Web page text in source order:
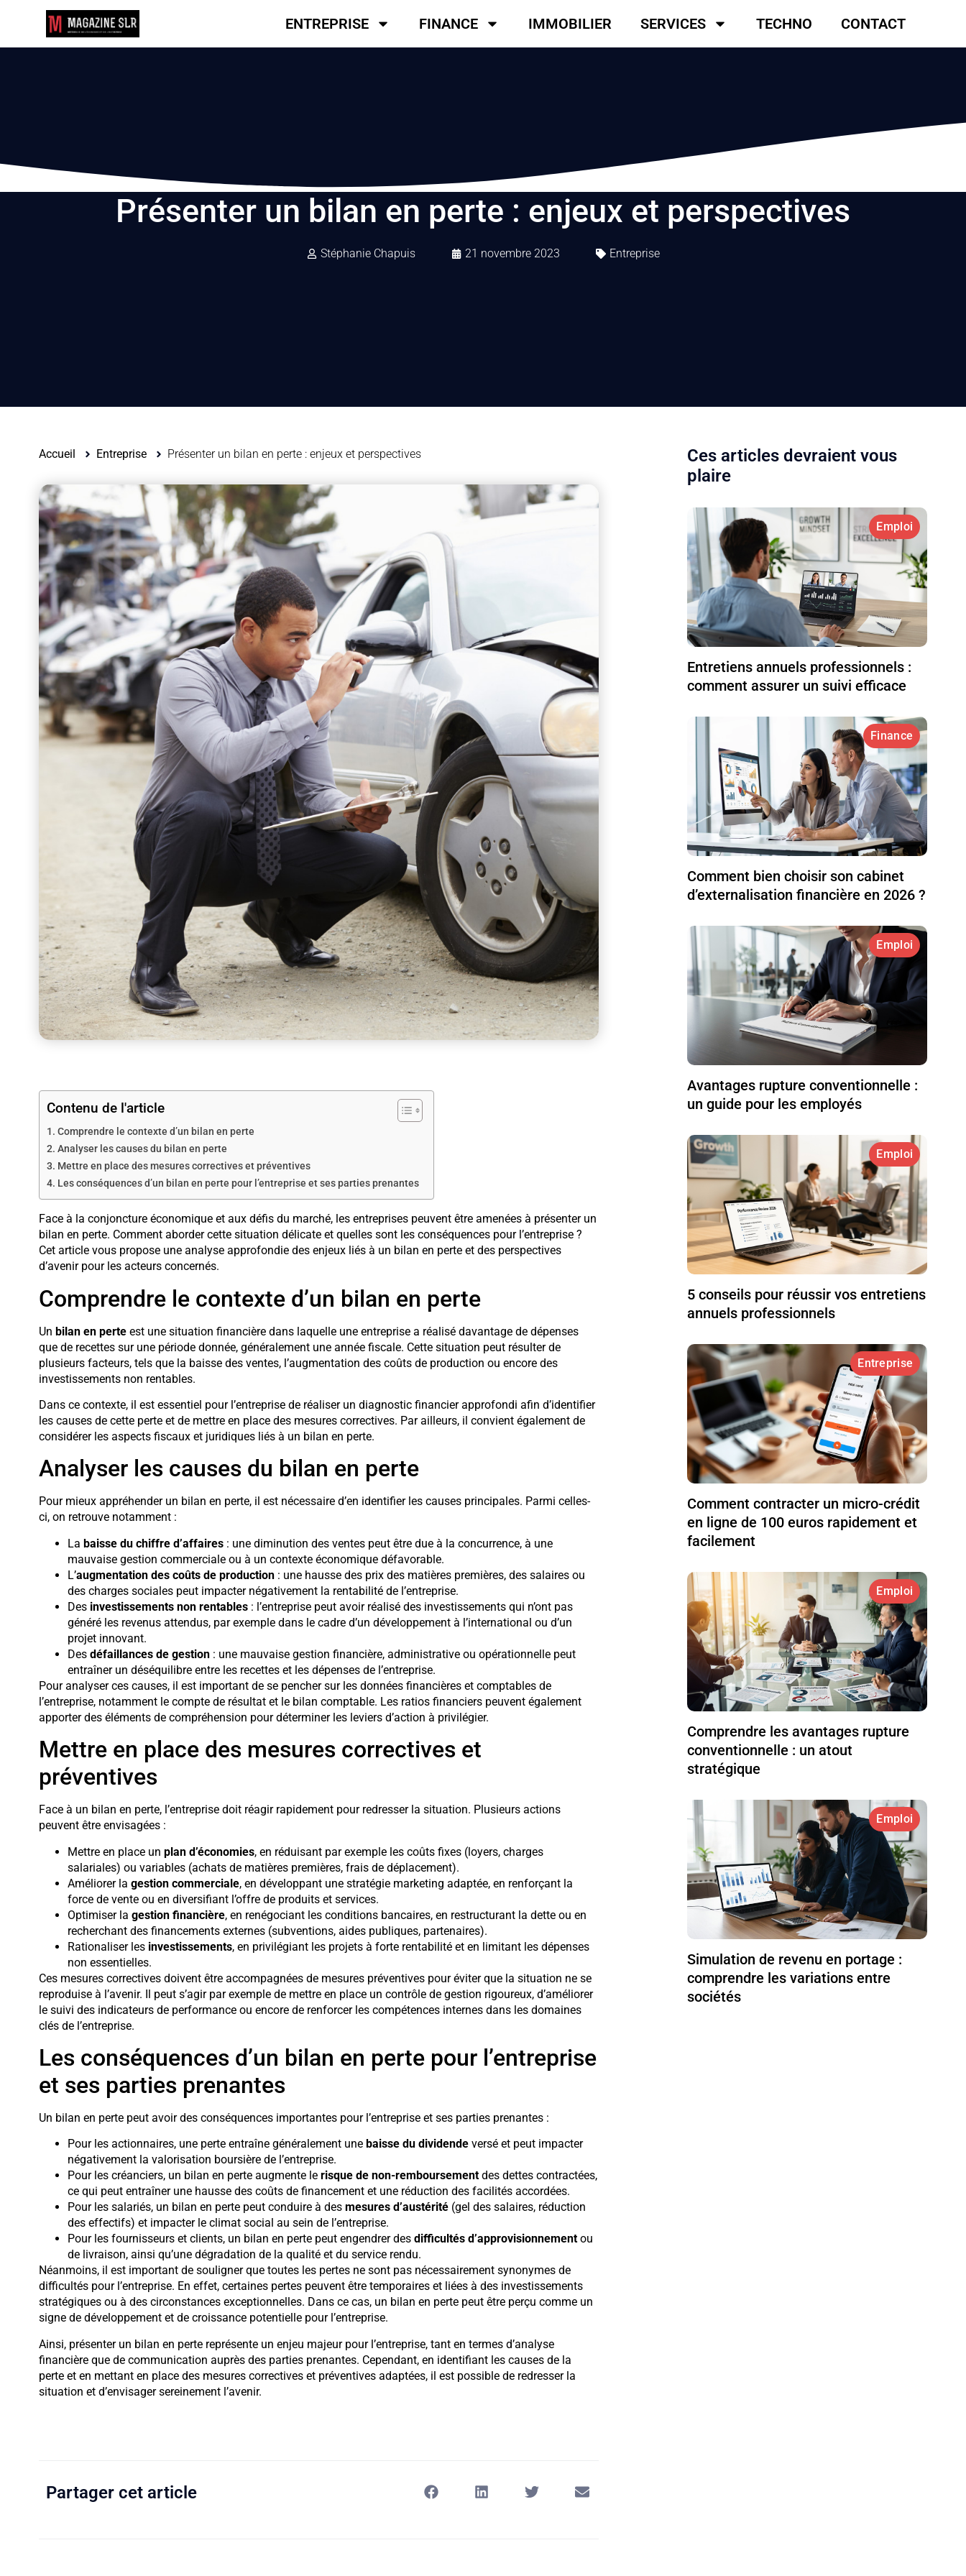
ENTREPRISE FINANCE IMMOBILIER SERVICES TECHNO CONTACT
Présenter un bilan en perte : enjeux et perspectives
Stéphanie Chapuis 21 novembre 2023 Entreprise
Accueil Entreprise Présenter un bilan en perte : enjeux et perspectives
Contenu de l'article
Comprendre le contexte d’un bilan en perte
Analyser les causes du bilan en perte
Mettre en place des mesures correctives et préventives
Les conséquences d’un bilan en perte pour l’entreprise et ses parties prenantes
Face à la conjoncture économique et aux défis du marché, les entreprises peuvent être amenées à présenter un
bilan en perte. Comment aborder cette situation délicate et quelles sont les conséquences pour l’entreprise ?
Cet article vous propose une analyse approfondie des enjeux liés à un bilan en perte et des perspectives
d’avenir pour les acteurs concernés.
Comprendre le contexte d’un bilan en perte
Un bilan en perteest une situation financière dans laquelle une entreprise a réalisé davantage de dépenses
que de recettes sur une période donnée, généralement une année fiscale. Cette situation peut résulter de
plusieurs facteurs, tels que la baisse des ventes, l’augmentation des coûts de production ou encore des
investissements non rentables.
Dans ce contexte, il est essentiel pour l’entreprise de réaliser un diagnostic financier approfondi afin d’identifier
les causes de cette perte et de mettre en place des mesures correctives. Par ailleurs, il convient également de
considérer les aspects fiscaux et juridiques liés à un bilan en perte.
Analyser les causes du bilan en perte
Pour mieux appréhender un bilan en perte, il est nécessaire d’en identifier les causes principales. Parmi celles-
ci, on retrouve notamment :
La baisse du chiffre d’affaires: une diminution des ventes peut être due à la concurrence, à une
mauvaise gestion commerciale ou à un contexte économique défavorable.
L’augmentation des coûts de production: une hausse des prix des matières premières, des salaires ou
des charges sociales peut impacter négativement la rentabilité de l’entreprise.
Des investissements non rentables: l’entreprise peut avoir réalisé des investissements qui n’ont pas
généré les revenus attendus, par exemple dans le cadre d’un développement à l’international ou d’un
projet innovant.
Des défaillances de gestion: une mauvaise gestion financière, administrative ou opérationnelle peut
entraîner un déséquilibre entre les recettes et les dépenses de l’entreprise.
Pour analyser ces causes, il est important de se pencher sur les données financières et comptables de
l’entreprise, notamment le compte de résultat et le bilan comptable. Les ratios financiers peuvent également
apporter des éléments de compréhension pour déterminer les leviers d’action à privilégier.
Mettre en place des mesures correctives et
préventives
Face à un bilan en perte, l’entreprise doit réagir rapidement pour redresser la situation. Plusieurs actions
peuvent être envisagées :
Mettre en place un plan d’économies, en réduisant par exemple les coûts fixes (loyers, charges
salariales) ou variables (achats de matières premières, frais de déplacement).
Améliorer la gestion commerciale, en développant une stratégie marketing adaptée, en renforçant la
force de vente ou en diversifiant l’offre de produits et services.
Optimiser la gestion financière, en renégociant les conditions bancaires, en restructurant la dette ou en
recherchant des financements externes (subventions, aides publiques, partenaires).
Rationaliser les investissements, en privilégiant les projets à forte rentabilité et en limitant les dépenses
non essentielles.
Ces mesures correctives doivent être accompagnées de mesures préventives pour éviter que la situation ne se
reproduise à l’avenir. Il peut s’agir par exemple de mettre en place un contrôle de gestion rigoureux, d’améliorer
le suivi des indicateurs de performance ou encore de renforcer les compétences internes dans les domaines
clés de l’entreprise.
Les conséquences d’un bilan en perte pour l’entreprise
et ses parties prenantes
Un bilan en perte peut avoir des conséquences importantes pour l’entreprise et ses parties prenantes :
Pour les actionnaires, une perte entraîne généralement une baisse du dividendeversé et peut impacter
négativement la valorisation boursière de l’entreprise.
Pour les créanciers, un bilan en perte augmente le risque de non-remboursementdes dettes contractées,
ce qui peut entraîner une hausse des coûts de financement et une réduction des facilités accordées.
Pour les salariés, un bilan en perte peut conduire à des mesures d’austérité(gel des salaires, réduction
des effectifs) et impacter le climat social au sein de l’entreprise.
Pour les fournisseurs et clients, un bilan en perte peut engendrer des difficultés d’approvisionnementou
de livraison, ainsi qu’une dégradation de la qualité et du service rendu.
Néanmoins, il est important de souligner que toutes les pertes ne sont pas nécessairement synonymes de
difficultés pour l’entreprise. En effet, certaines pertes peuvent être temporaires et liées à des investissements
stratégiques ou à des circonstances exceptionnelles. Dans ce cas, un bilan en perte peut être perçu comme un
signe de développement et de croissance potentielle pour l’entreprise.
Ainsi, présenter un bilan en perte représente un enjeu majeur pour l’entreprise, tant en termes d’analyse
financière que de communication auprès des parties prenantes. Cependant, en identifiant les causes de la
perte et en mettant en place des mesures correctives et préventives adaptées, il est possible de redresser la
situation et d’envisager sereinement l’avenir.
Partager cet article
Ces articles devraient vous
plaire
Emploi
Entretiens annuels professionnels :
comment assurer un suivi efficace
Finance
Comment bien choisir son cabinet
d’externalisation financière en 2026 ?
Emploi
Avantages rupture conventionnelle :
un guide pour les employés
Emploi
5 conseils pour réussir vos entretiens
annuels professionnels
Entreprise
Comment contracter un micro-crédit
en ligne de 100 euros rapidement et
facilement
Emploi
Comprendre les avantages rupture
conventionnelle : un atout
stratégique
Emploi
Simulation de revenu en portage :
comprendre les variations entre
sociétés